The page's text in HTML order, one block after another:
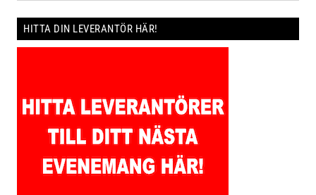
HITTA DIN LEVERANTÖR HÄR!